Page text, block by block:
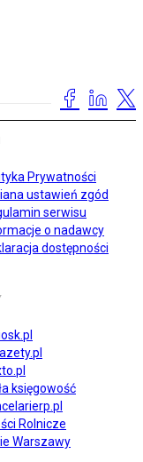
Prywatności
ustawień zgód
serwisu
o nadawcy
dostępności
księgowość
Rolnicze
Warszawy